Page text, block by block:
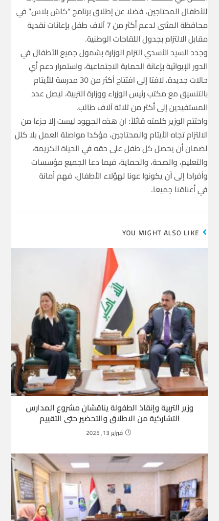
للأطفال المحتاجين، فضلا عن إطلاق برنامج “كاش بلاس” في
محافظة المثنى لدعم أكثر من 7 آلاف طفل بإعانات نقدية
مقابل الالتزام بجدول اللقاحات الوطنية.
وجدد السيد الأسدي التزام الوزارة بشمول جميع الأطفال في
الدور الإيوائية بإعانة الحماية الاجتماعية، واستمرار دعم أي
حالات جديدة، لافتا إلى افتتاح أكثر من 30 مدرسة للأيتام
بالتنسيق مع مكتب رئيس الوزراء ووزارة التربية، ليصل عدد
المستفيدين إلى أكثر من ثلاثة آلاف طالب.
واختتم الوزير كلمته قائلاً: ان هذه الجهود ليست إلا جزءا من
الالتزام تجاه الأيتام والمحتاجين، مؤكدا مواصلة العمل بلا كلل
لضمان أن يحصل كل طفل على حقه في الحياة الكريمة،
والتعليم، والصحة، والحماية، فيما دعا الجميع مؤسسات
وأفرادا إلى أن يكونوا عونا لهؤلاء الأطفال، فهم أمانة
في أعناقنا جميعا.
YOU MIGHT ALSO LIKE
وزير التربية وإنقاذ الطفولة يناقشان مشروع المدارس
التشاركية من الاطلاق والتحضير حتى التقييم
فبراير 13, 2025